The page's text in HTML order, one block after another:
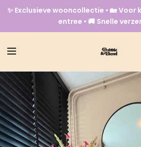
✨ Exclusieve wooncollectie • 🏡 Voor
entree • 🚚 Snelle